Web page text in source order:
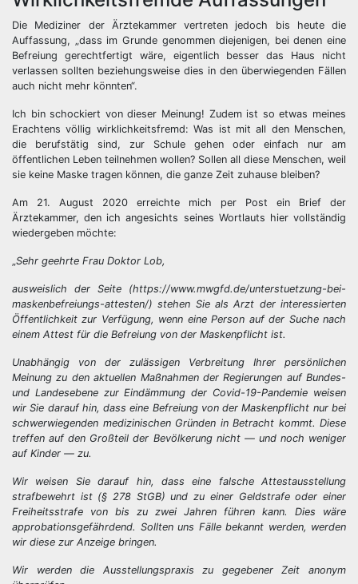
Die Mediziner der Ärztekammer vertreten jedoch bis heute die
Auffassung, „dass im Grunde genommen diejenigen, bei denen eine
Befreiung gerechtfertigt wäre, eigentlich besser das Haus nicht
verlassen sollten beziehungsweise dies in den überwiegenden Fällen
auch nicht mehr könnten“.
Ich bin schockiert von dieser Meinung! Zudem ist so etwas meines
Erachtens völlig wirklichkeitsfremd: Was ist mit all den Menschen,
die berufstätig sind, zur Schule gehen oder einfach nur am
öffentlichen Leben teilnehmen wollen? Sollen all diese Menschen, weil
sie keine Maske tragen können, die ganze Zeit zuhause bleiben?
Am 21. August 2020 erreichte mich per Post ein Brief der
Ärztekammer, den ich angesichts seines Wortlauts hier vollständig
wiedergeben möchte:
„Sehr geehrte Frau Doktor Lob,
ausweislich der Seite (https://www.mwgfd.de/unterstuetzung-bei-
maskenbefreiungs-attesten/) stehen Sie als Arzt der interessierten
Öffentlichkeit zur Verfügung, wenn eine Person auf der Suche nach
einem Attest für die Befreiung von der Maskenpflicht ist.
Unabhängig von der zulässigen Verbreitung Ihrer persönlichen
Meinung zu den aktuellen Maßnahmen der Regierungen auf Bundes-
und Landesebene zur Eindämmung der Covid-19-Pandemie weisen
wir Sie darauf hin, dass eine Befreiung von der Maskenpflicht nur bei
schwerwiegenden medizinischen Gründen in Betracht kommt. Diese
treffen auf den Großteil der Bevölkerung nicht — und noch weniger
auf Kinder — zu.
Wir weisen Sie darauf hin, dass eine falsche Attestausstellung
strafbewehrt ist (§ 278 StGB) und zu einer Geldstrafe oder einer
Freiheitsstrafe von bis zu zwei Jahren führen kann. Dies wäre
approbationsgefährdend. Sollten uns Fälle bekannt werden, werden
wir diese zur Anzeige bringen.
Wir werden die Ausstellungspraxis zu gegebener Zeit anonym